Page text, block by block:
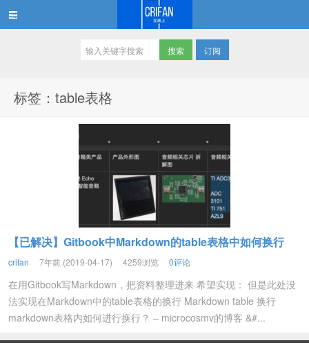
订阅
标签：table表格
【已解决】Gitbook中Markdown的table表格中如何换行
crifan 7年前 (2019-04-17) 4259浏览 0评论
在用Gitbook写Markdown，把资料整理进来 希望实现： 但是此处没
法实现在Markdown中的table表格的换行 Markdown table 换行
markdown表格内如何进行换行？ – microcosmv的博客 &#...